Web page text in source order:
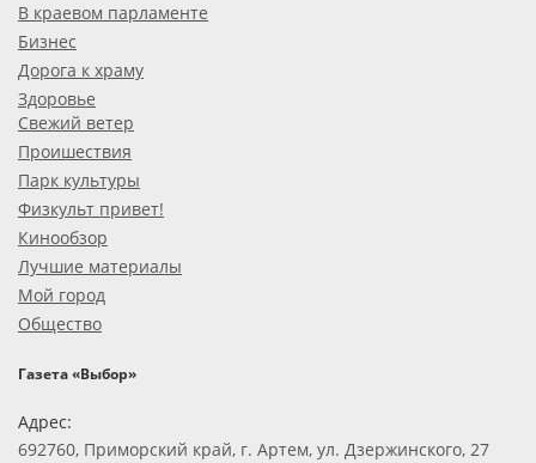
В краевом парламенте
Бизнес
Дорога к храму
Здоровье
Свежий ветер
Проишествия
Парк культуры
Физкульт привет!
Кинообзор
Лучшие материалы
Мой город
Общество
Газета «Выбор»
Адрес:
692760, Приморский край, г. Артем, ул. Дзержинского, 27